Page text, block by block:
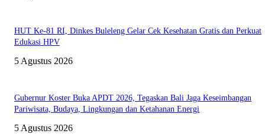
HUT Ke-81 RI, Dinkes Buleleng Gelar Cek Kesehatan Gratis dan Perkuat
Edukasi HPV
5 Agustus 2026
Gubernur Koster Buka APDT 2026, Tegaskan Bali Jaga Keseimbangan
Pariwisata, Budaya, Lingkungan dan Ketahanan Energi
5 Agustus 2026